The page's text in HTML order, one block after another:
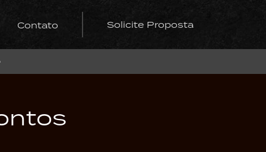
Contato Solicite Proposta